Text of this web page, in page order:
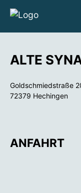
Selbst-/
Wanderung/
Stadtklar 2.0
Was ist neu?
ALTE
Goldschmiedstraße
72379 Hechingen
ANFAHRT